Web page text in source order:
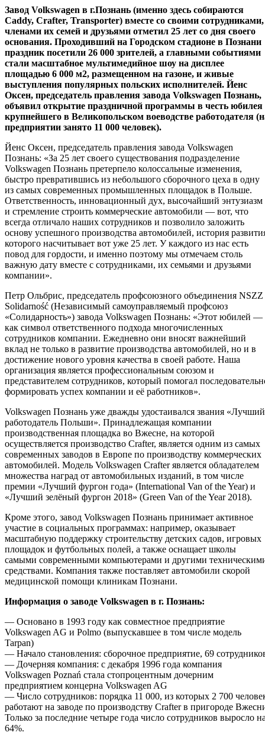
Завод Volkswagen в г.Познань (именно здесь собираются
Caddy, Crafter, Transporter) вместе со своими сотрудниками,
членами их семей и друзьями отметил 25 лет со дня своего
основания. Проходивший на Городском стадионе в Познани
праздник посетили 26 000 зрителей, а главными событиями
стали масштабное мультимедийное шоу на дисплее
площадью 6 000 м2, размещенном на газоне, и живые
выступления популярных польских исполнителей. Йенс
Оксен, председатель правления завода Volkswagen Познань,
объявил открытие праздничной программы в честь юбилея
крупнейшего в Великопольском воеводстве работодателя
предприятии занято 11 000 человек).
Йенс Оксен, председатель правления завода Volkswagen
Познань: «За 25 лет своего существования подразделение
Volkswagen Познань претерпело колоссальные изменения,
быстро превратившись из небольшого сборочного цеха в одну
из самых современных промышленных площадок в Польше.
Ответственность, инновационный дух, высочайший энтузиазм
и стремление строить коммерческие автомобили — вот, что
всегда отличало наших сотрудников и позволило заложить
основу успешного производства автомобилей, история
которого насчитывает вот уже 25 лет. У каждого из нас есть
повод для гордости, и именно поэтому мы отмечаем столь
важную дату вместе с сотрудниками, их семьями и друзьями
компании».
Петр Ольбрис, председатель профсоюзного объединения NSZZ
Solidarność (Независимый самоуправляемый профсоюз
«Солидарность») завода Volkswagen Познань: «Этот юбилей —
как символ ответственного подхода многочисленных
сотрудников компании. Ежедневно они вносят важнейший
вклад не только в развитие производства автомобилей, но и в
достижение нового уровня качества в своей работе. Наша
организация является профессиональным союзом и
представителем сотрудников, который помогал
формировать успех компании и её работников».
Volkswagen Познань уже дважды удостаивался звания «Лучший
работодатель Польши». Принадлежащая компании
производственная площадка во Вжесне, на которой
осуществляется производство Crafter, является одним из самых
современных заводов в Европе по производству коммерческих
автомобилей. Модель Volkswagen Crafter является обладателем
множества наград от автомобильных изданий, в том числе
премии «Лучший фургон года» (International Van of the Year) и
«Лучший зелёный фургон 2018» (Green Van of the Year 2018).
Кроме этого, завод Volkswagen Познань принимает активное
участие в социальных программах: например, оказывает
масштабную поддержку строительству детских садов, игровых
площадок и футбольных полей, а также оснащает школы
самыми современными компьютерами и другими
средствами. Компания также поставляет автомобили скорой
медицинской помощи клиникам Познани.
Информация о заводе Volkswagen в г. Познань:
— Основано в 1993 году как совместное предприятие
Volkswagen AG и Polmo (выпускавшее в том числе модель
Tarpan)
— Начало становления: сборочное предприятие, 69
— Дочерняя компания: с декабря 1996 года компания
Volkswagen Poznań стала стопроцентным дочерним
предприятием концерна Volkswagen AG
— Число сотрудников: порядка 11 000, из которых 2 700
работают на заводе по производству Crafter в пригороде
Только за последние четыре года число сотрудников выросло
64%.